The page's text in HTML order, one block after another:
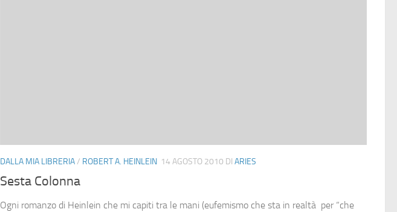
DALLA MIA LIBRERIA/ ROBERT A. HEINLEIN 14 AGOSTO 2010 DI ARIES
Sesta Colonna
Ogni romanzo di Heinlein che mi capiti tra le mani (eufemismo che sta in realtà per “che